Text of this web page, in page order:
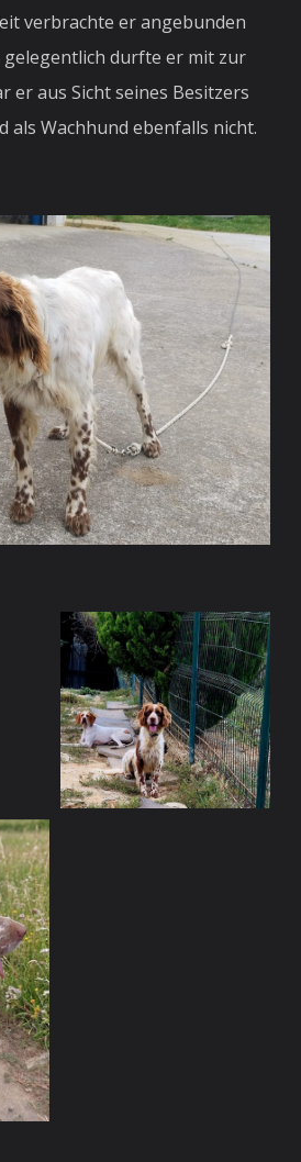
verbrachte er angebunden
durfte er mit zur
er aus Sicht seines Besitzers
als Wachhund ebenfalls nicht.